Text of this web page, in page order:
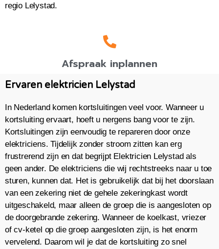
regio Lelystad.
Afspraak inplannen
Ervaren elektricien Lelystad
In Nederland komen kortsluitingen veel voor. Wanneer u
kortsluiting ervaart, hoeft u nergens bang voor te zijn.
Kortsluitingen zijn eenvoudig te repareren door onze
elektriciens. Tijdelijk zonder stroom zitten kan erg
frustrerend zijn en dat begrijpt Elektricien Lelystad als
geen ander. De elektriciens die wij rechtstreeks naar u toe
sturen, kunnen dat. Het is gebruikelijk dat bij het doorslaan
van een zekering niet de gehele zekeringkast wordt
uitgeschakeld, maar alleen de groep die is aangesloten op
de doorgebrande zekering. Wanneer de koelkast, vriezer
of cv-ketel op die groep aangesloten zijn, is het enorm
vervelend. Daarom wil je dat de kortsluiting zo snel